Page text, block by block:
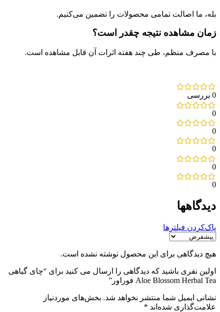
بله، ما اصالت تمامی محصولات را تضمین می‌کنیم.
زمان مشاهده نتیجه چقدر است؟
با مصرف منظم، طی چند هفته اثرات آن قابل مشاهده است.
0 بررسی
0
0
0
0
0
دیدگاهها
پاک‌کردن فیلترها
هیچ دیدگاهی برای این محصول نوشته نشده است.
اولین نفری باشید که دیدگاهی را ارسال می کنید برای “چای گیاهی
Aloe Blossom Herbal Tea فوراور”
نشانی ایمیل شما منتشر نخواهد شد. بخش‌های موردنیاز
علامت‌گذاری شده‌اند *